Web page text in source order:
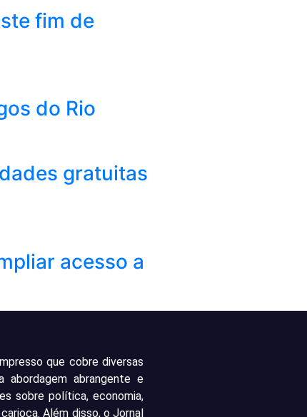
fim de
do Rio
gratuitas
acesso a
que cobre diversas
abrangente e
sobre política, economia,
Além disso, o Jornal